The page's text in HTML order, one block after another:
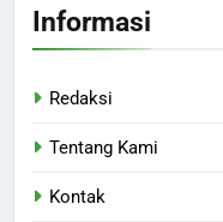
Informasi
Redaksi
Tentang Kami
Kontak